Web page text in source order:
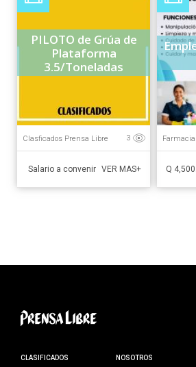
PILOTO de Grúa de
Plataforma
3.5/Toneladas
Clasficados Prensa Libre 3
Salario a convenir VER MAS+ Q
CLASIFICADOS NOSOTROS